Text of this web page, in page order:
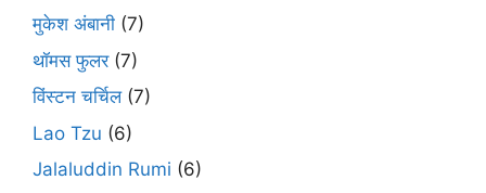
मुकेश अंबानी (7)
थॉमस फुलर(7)
विंस्टन चर्चिल(7)
Lao Tzu (6)
Jalaluddin Rumi (6)